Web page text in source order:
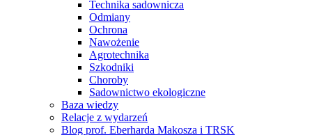
Technika sadownicza
Odmiany
Ochrona
Nawożenie
Agrotechnika
Szkodniki
Choroby
Sadownictwo ekologiczne
Baza wiedzy
Relacje z wydarzeń
Blog prof. Eberharda Makosza i TRSK